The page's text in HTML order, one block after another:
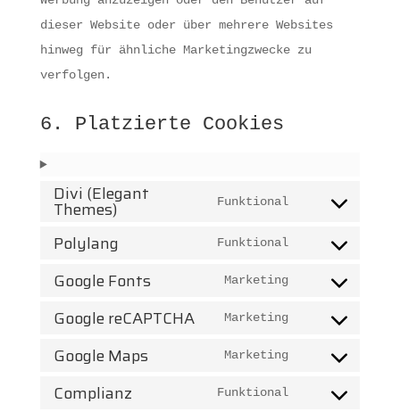
dieser Website oder über mehrere Websites
hinweg für ähnliche Marketingzwecke zu
verfolgen.
6. Platzierte Cookies
Divi (Elegant
Themes) Funktional
Consent
divi-
Polylang Funktional
Consent
polylang
Google Fonts Marketing
Consent
google-
fonts
Google reCAPTCHA Marketing
Consent
google-
Google Maps Marketing
Consent
Complianz Funktional
Consent